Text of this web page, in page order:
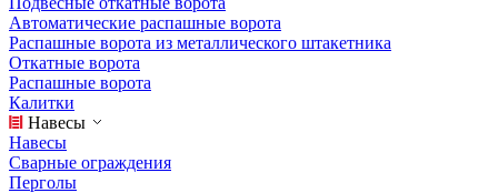
Автоматические распашные ворота
Распашные ворота из металлического штакетника
Откатные ворота
Распашные ворота
Калитки
Навесы
Навесы
Сварные ограждения
Перголы